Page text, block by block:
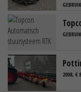
2008, €